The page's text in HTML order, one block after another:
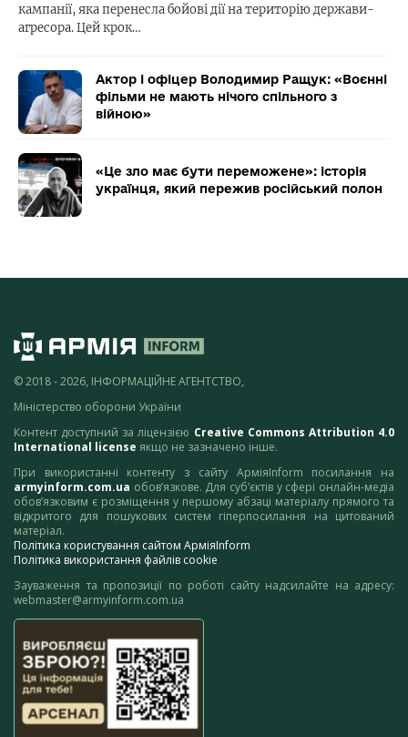
кампанії, яка перенесла бойові дії на територію держави-
агресора. Цей крок…
Актор і офіцер Володимир Ращук: «Воєнні
фільми не мають нічого спільного з
війною»
«Це зло має бути переможене»: історія
українця, який пережив російський полон
© 2018 - 2026, ІНФОРМАЦІЙНЕ АГЕНТСТВО,
Міністерство оборони України
Контент доступний за ліцензією Creative Commons Attribution 4.0
International license якщо не зазначено інше.
При використанні контенту з сайту АрміяInform посилання на
armyinform.com.ua обов’язкове. Для суб’єктів у сфері онлайн-медіа
обов’язковим є розміщення у першому абзаці матеріалу прямого та
відкритого для пошукових систем гіперпосилання на цитований
матеріал.
Політика користування сайтом АрміяInform
Політика використання файлів cookie
Зауваження та пропозиції по роботі сайту надсилайте на адресу:
webmaster@armyinform.com.ua